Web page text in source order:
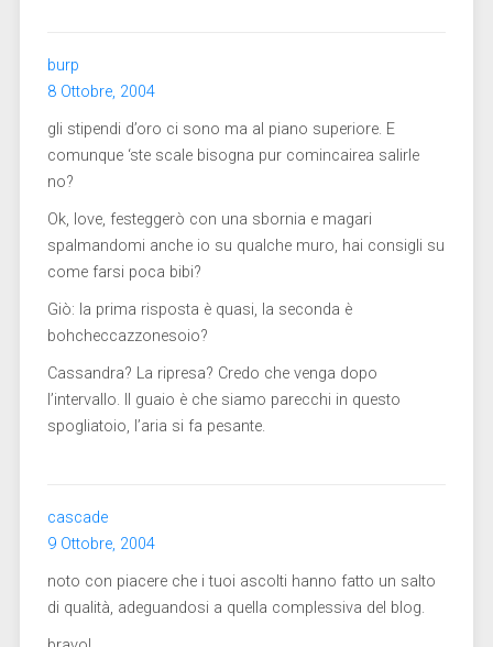
burp
8 Ottobre, 2004
gli stipendi d’oro ci sono ma al piano superiore. E
comunque ‘ste scale bisogna pur comincairea salirle
no?
Ok, love, festeggerò con una sbornia e magari
spalmandomi anche io su qualche muro, hai consigli su
come farsi poca bibi?
Giò: la prima risposta è quasi, la seconda è
bohcheccazzonesoio?
Cassandra? La ripresa? Credo che venga dopo
l’intervallo. Il guaio è che siamo parecchi in questo
spogliatoio, l’aria si fa pesante.
cascade
9 Ottobre, 2004
noto con piacere che i tuoi ascolti hanno fatto un salto
di qualità, adeguandosi a quella complessiva del blog.